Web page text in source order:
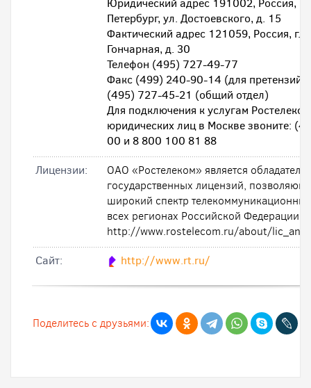
Юридический адрес 191002, Россия, г.
Петербург, ул. Достоевского, д. 15
Фактический адрес 121059, Россия, г.
Гончарная, д. 30
Телефон (495) 727-49-77
Факс (499) 240-90-14 (для претензий
(495) 727-45-21 (общий отдел)
Для подключения к услугам
юридических лиц в Москве звоните:
00 и 8 800 100 81 88
Лицензии:
ОАО «Ростелеком» является
государственных лицензий,
широкий спектр
всех регионах Российской Федерации.
http://www.rostelecom.ru/about/
Cайт:
http://www.rt.ru/
Поделитесь с друзьями: